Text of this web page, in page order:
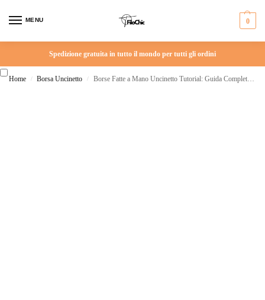
MENU 0
Spedizione gratuita in tutto il mondo per tutti gli ordini
Home / Borsa Uncinetto / Borse Fatte a Mano Uncinetto Tutorial: Guida Completa per Creare la Tua Pochette da Cerimonia